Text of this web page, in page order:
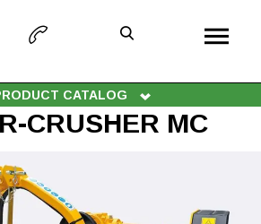
CATALOG
CRUSHER MC